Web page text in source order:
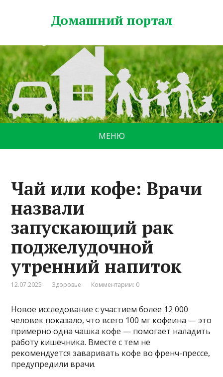
Домашний портал
МЕНЮ
Чай или кофе: Врачи
назвали
запускающий рак
поджелудочной
утренний напиток
12.07.2025 Здоровье Комментарии: 0
Новое исследование с участием более 12 000
человек показало, что всего 100 мг кофеина — это
примерно одна чашка кофе — помогает наладить
работу кишечника. Вместе с тем не
рекомендуется заваривать кофе во френч-прессе,
предупредили врачи.